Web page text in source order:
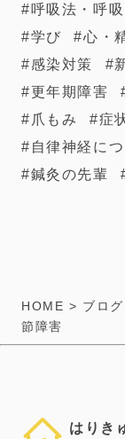
呼吸法・呼
学び
心・
感染対策
更年期障害
爪もみ
症
自律神経に
鍼灸の先輩
HOME > ブログ
節障害
はりき